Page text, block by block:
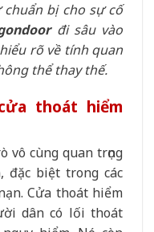
bị cho sự cố
đi sâu vào
rõ về tính quan
thể thay thế.
thoát hiểm
vô cùng quan trọng
đặc biệt trong các
Cửa thoát hiểm
dân có lối thoát